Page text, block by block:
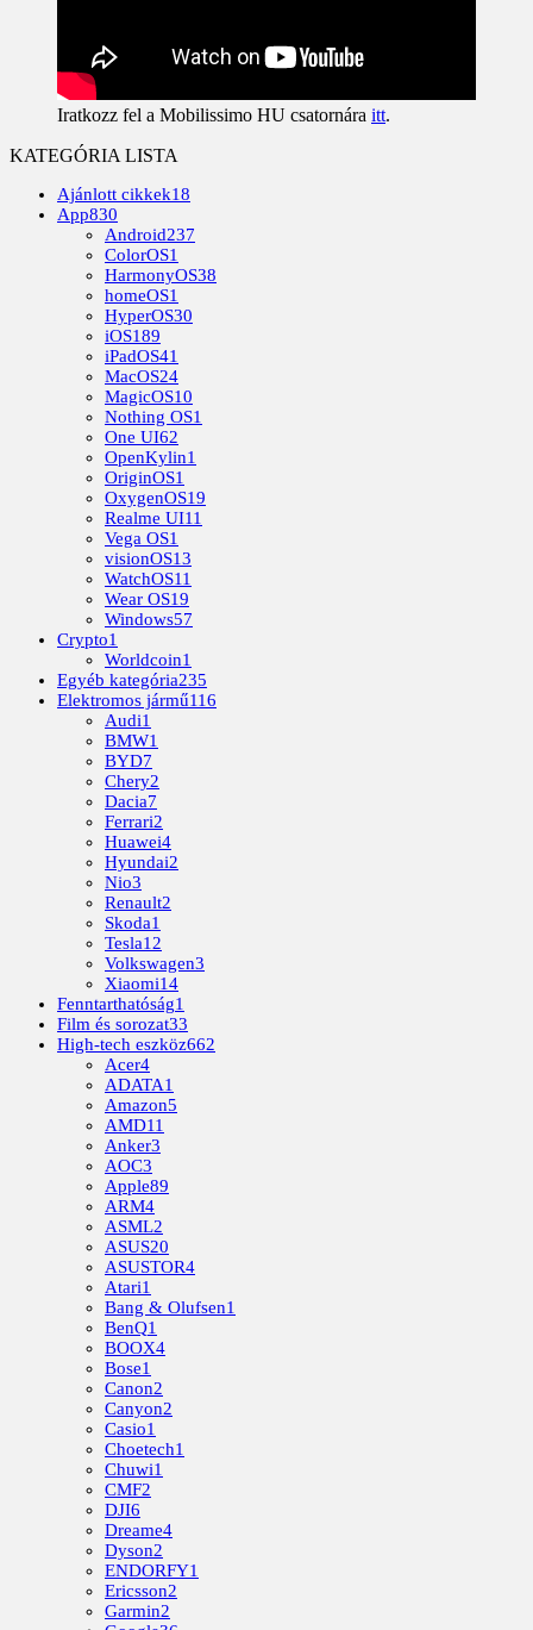
Iratkozz fel a Mobilissimo HU csatornára itt.
KATEGÓRIA LISTA
Ajánlott cikkek18
App830
Android237
ColorOS1
HarmonyOS38
homeOS1
HyperOS30
iOS189
iPadOS41
MacOS24
MagicOS10
Nothing OS1
One UI62
OpenKylin1
OriginOS1
OxygenOS19
Realme UI11
Vega OS1
visionOS13
WatchOS11
Wear OS19
Windows57
Crypto1
Worldcoin1
Egyéb kategória235
Elektromos jármű116
Audi1
BMW1
BYD7
Chery2
Dacia7
Ferrari2
Huawei4
Hyundai2
Nio3
Renault2
Skoda1
Tesla12
Volkswagen3
Xiaomi14
Fenntarthatóság1
Film és sorozat33
High-tech eszköz662
Acer4
ADATA1
Amazon5
AMD11
Anker3
AOC3
Apple89
ARM4
ASML2
ASUS20
ASUSTOR4
Atari1
Bang & Olufsen1
BenQ1
BOOX4
Bose1
Canon2
Canyon2
Casio1
Choetech1
Chuwi1
CMF2
DJI6
Dreame4
Dyson2
ENDORFY1
Ericsson2
Garmin2